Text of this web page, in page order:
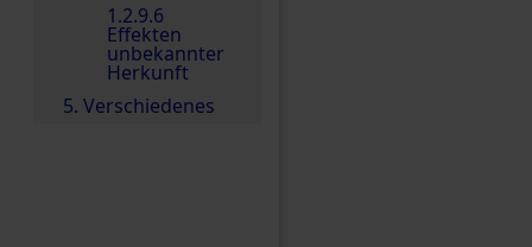
1.2.9.6
Effekten
unbekannter
Herkunft
5. Verschiedenes